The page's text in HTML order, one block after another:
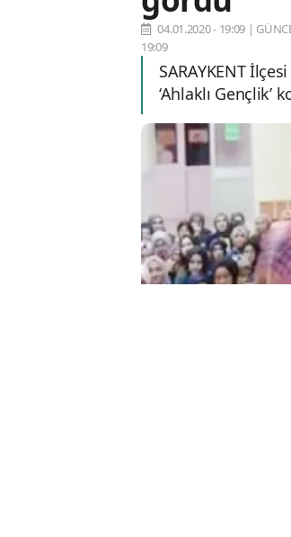
04.01.2020 - 19:09 |
19:09
SARAYKENT
‘Ahlaklı